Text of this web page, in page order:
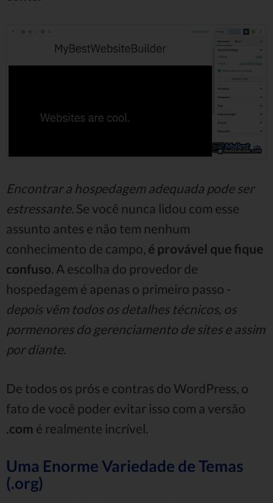
Encontrar a hospedagem adequada pode ser
estressante. Se você nunca lidou com esse
assunto antes e não tem nenhum
conhecimento de campo, é provável que fique
confuso . A escolha do provedor de
hospedagem é apenas o primeiro passo -
depois vêm todos os detalhes técnicos, os
pormenores do gerenciamento de sites e assim
por diante.
De todos os prós e contras do WordPress, o
fato de você poder evitar isso com a versão
.com é realmente incrível.
Uma Enorme Variedade de Temas
(.org)